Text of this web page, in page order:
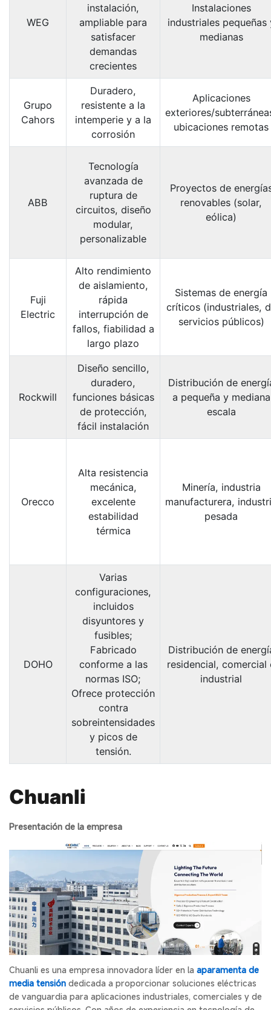
WEG
instalación,
ampliable para
satisfacer
demandas
crecientes
Instalaciones
industriales pequeñas
medianas
Grupo
Cahors
Duradero,
resistente a la
intemperie y a la
corrosión
Aplicaciones
exteriores/
ubicaciones remotas
ABB
Tecnología
avanzada de
ruptura de
circuitos, diseño
modular,
personalizable
Proyectos de
renovables (solar,
eólica)
Fuji
Electric
Alto rendimiento
de aislamiento,
rápida
interrupción de
fallos, fiabilidad a
largo plazo
Sistemas de energía
críticos (industriales,
servicios públicos)
Rockwill
Diseño sencillo,
duradero,
funciones básicas
de protección,
fácil instalación
Distribución de
a pequeña y mediana
escala
Orecco
Alta resistencia
mecánica,
excelente
estabilidad
térmica
Minería, industria
manufacturera,
pesada
DOHO
Varias
configuraciones,
incluidos
disyuntores y
fusibles;
Fabricado
conforme a las
normas ISO;
Ofrece protección
contra
sobreintensidades
y picos de
tensión.
Distribución de
residencial, comercial
industrial
Chuanli
Presentación de la empresa
Chuanli es una empresa innovadora líder en la aparamenta de
media tensión dedicada a proporcionar soluciones eléctricas
de vanguardia para aplicaciones industriales, comerciales y de